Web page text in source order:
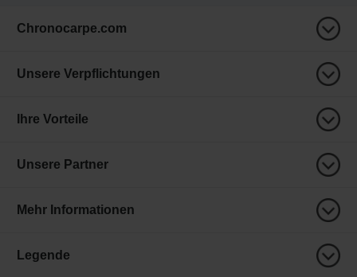
Chronocarpe.com
Unsere Verpflichtungen
Ihre Vorteile
Unsere Partner
Mehr Informationen
Legende